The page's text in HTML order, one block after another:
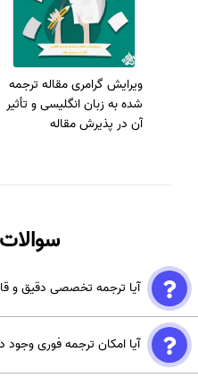
ویرایش گرامری مقاله ترجمه
شده به زبان انگلیسی و تأثیر
آن در پذیرش مقاله
آیا ترجمه تخصصی دقیق و
بله، تمامی مقالات توسط
پس از ویرایش نهایی، متن آماده
بود.
آیا امکان ترجمه فوری وجود